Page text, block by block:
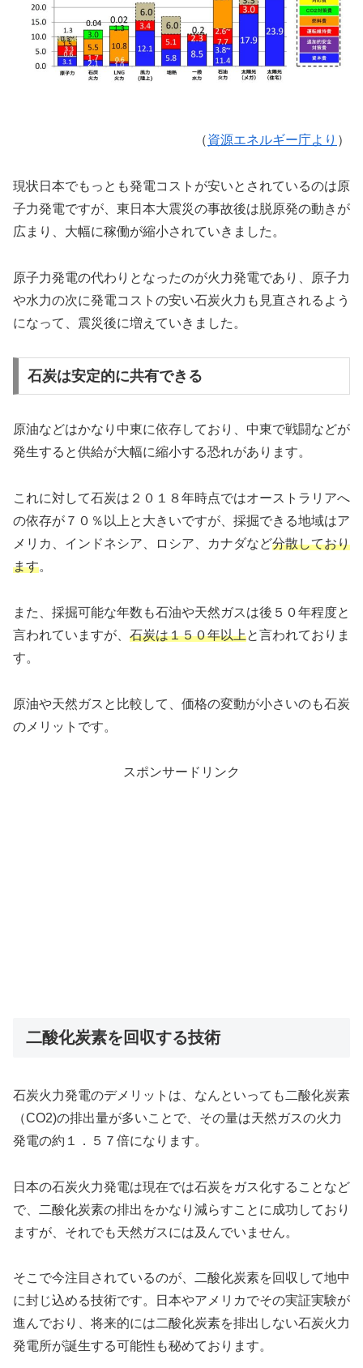
（資源エネルギー庁より ）
現状日本でもっとも発電コストが安いとされているのは原
子力発電ですが、東日本大震災の事故後は脱原発の動きが
広まり、大幅に稼働が縮小されていきました。
原子力発電の代わりとなったのが火力発電であり、原子力
や水力の次に発電コストの安い石炭火力も見直されるよう
になって、震災後に増えていきました。
石炭は安定的に共有できる
原油などはかなり中東に依存しており、中東で戦闘などが
発生すると供給が大幅に縮小する恐れがあります。
これに対して石炭は２０１８年時点ではオーストラリアへ
の依存が７０％以上と大きいですが、採掘できる地域はア
メリカ、インドネシア、ロシア、カナダなど分散しており
ます。
また、採掘可能な年数も石油や天然ガスは後５０年程度と
言われていますが、 石炭は１５０年以上と言われておりま
す。
原油や天然ガスと比較して、価格の変動が小さいのも石炭
のメリットです。
スポンサードリンク
二酸化炭素を回収する技術
石炭火力発電のデメリットは、なんといっても二酸化炭素
（CO2)の排出量が多いことで、その量は天然ガスの火力
発電の約１．５７倍になります。
日本の石炭火力発電は現在では石炭をガス化することなど
で、二酸化炭素の排出をかなり減らすことに成功しており
ますが、それでも天然ガスには及んでいません。
そこで今注目されているのが、二酸化炭素を回収して地中
に封じ込める技術です。日本やアメリカでその実証実験が
進んでおり、将来的には二酸化炭素を排出しない石炭火力
発電所が誕生する可能性も秘めております。